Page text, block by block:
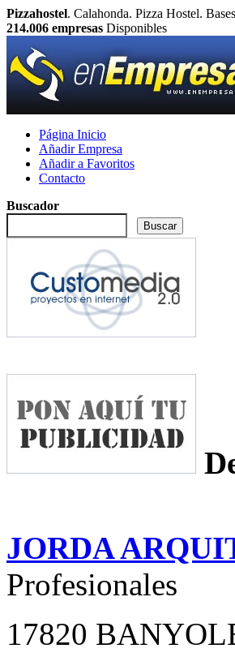
Pizzahostel. Calahonda. Pizza Hostel.
214.006 empresas Disponibles
Página Inicio
Añadir Empresa
Añadir a Favoritos
Contacto
Buscador
JORDA
Profesionales
17820